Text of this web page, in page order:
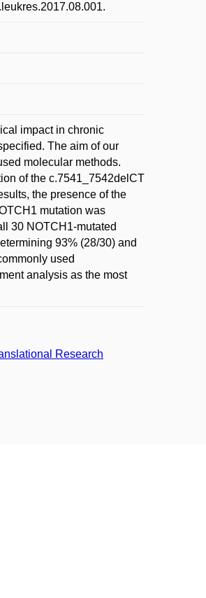
impact in chronic
The aim of our
molecular methods.
of the c.7541_7542delCT
the presence of the
mutation was
30 NOTCH1-mutated
93% (28/30) and
used
analysis as the most
Research